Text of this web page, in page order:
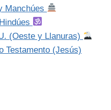
Manchúes
(Oeste y Llanuras)
Testamento (Jesús)